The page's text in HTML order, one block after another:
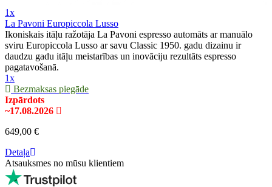
1x
La Pavoni Europiccola Lusso
Ikoniskais itāļu ražotāja La Pavoni espresso automāts ar manuālo
sviru Europiccola Lusso ar savu Classic 1950. gadu dizainu ir
daudzu gadu itāļu meistarības un inovāciju rezultāts espresso
pagatavošanā.
1x
Bezmaksas piegāde
Izpārdots
~17.08.2026
649,00 €
Detaļa
Atsauksmes no mūsu klientiem